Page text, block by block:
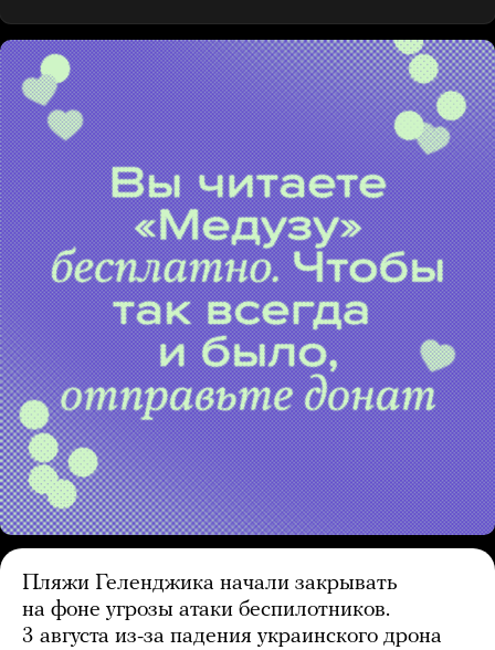
Пляжи Геленджика начали закрывать
на фоне угрозы атаки беспилотников.
3 августа из-за падения украинского дрона